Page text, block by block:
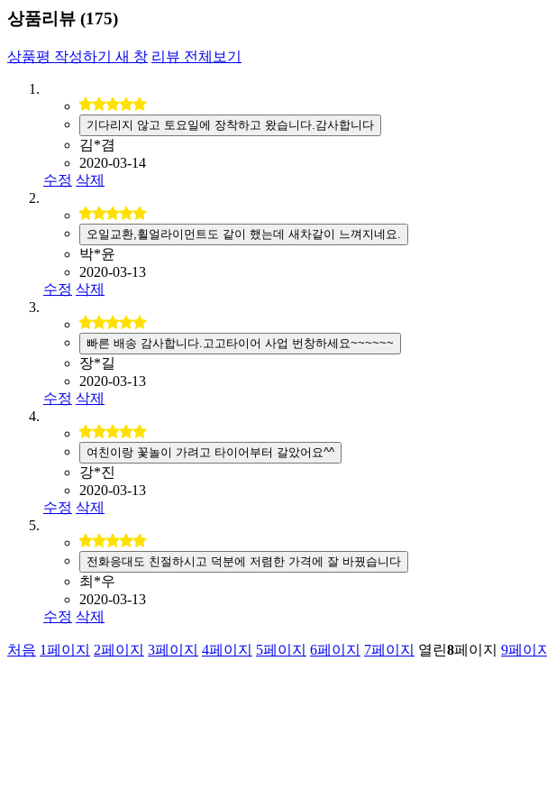
상품리뷰 (175)
상품평 작성하기 새 창 리뷰 전체보기
기다리지 않고 토요일에 장착하고 왔습니다.감사합니다
김*겸
2020-03-14
수정 삭제
오일교환,휠얼라이먼트도 같이 했는데 새차같이 느껴지네요.
박*윤
2020-03-13
수정 삭제
빠른 배송 감사합니다.고고타이어 사업 번창하세요~~~~~~
장*길
2020-03-13
수정 삭제
여친이랑 꽃놀이 가려고 타이어부터 갈았어요^^
강*진
2020-03-13
수정 삭제
전화응대도 친절하시고 덕분에 저렴한 가격에 잘 바꿨습니다
최*우
2020-03-13
수정 삭제
처음 1페이지 2페이지 3페이지 4페이지 5페이지 6페이지 7페이지 열린8페이지 9페이지